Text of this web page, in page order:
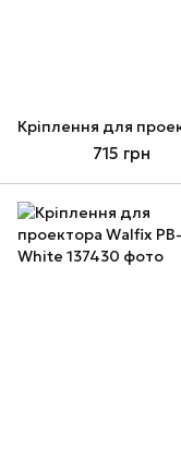
715 грн